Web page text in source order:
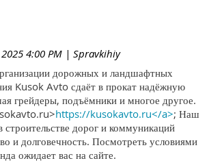
4:00 PM | Spravkihiy
дорожных и ландшафтных
Kusok Avto сдаёт в прокат надёжную
грейдеры, подъёмники и многое другое.
https://kusokavto.ru</a>; Наш
строительстве дорог и коммуникаций
и долговечность. Посмотреть условиями
ожидает вас на сайте.